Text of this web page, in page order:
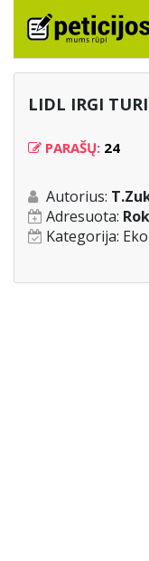
LIDL IRGI
PARAŠŲ: 24
Autorius:
Adresuota:
Kategorija: